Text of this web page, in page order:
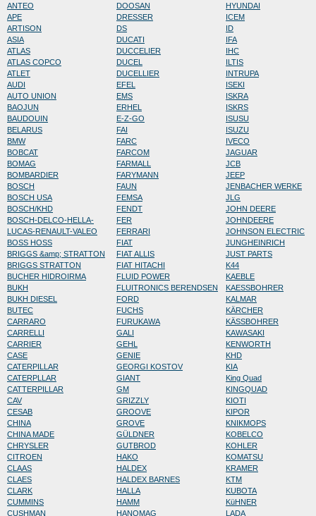
ANTEO
APE
ARTISON
ASIA
ATLAS
ATLAS COPCO
ATLET
AUDI
AUTO UNION
BAOJUN
BAUDOUIN
BELARUS
BMW
BOBCAT
BOMAG
BOMBARDIER
BOSCH
BOSCH USA
BOSCH/KHD
BOSCH-DELCO-HELLA-
LUCAS-RENAULT-VALEO
BOSS HOSS
BRIGGS &amp; STRATTON
BRIGGS STRATTON
BUCHER HIDROIRMA
BUKH
BUKH DIESEL
BUTEC
CARRARO
CARRELLI
CARRIER
CASE
CATERPILLAR
CATERPLLAR
CATTERPILLAR
CAV
CESAB
CHINA
CHINA MADE
CHRYSLER
CITROEN
CLAAS
CLAES
CLARK
CUMMINS
CUSHMAN
DOOSAN
DRESSER
DS
DUCATI
DUCCELIER
DUCEL
DUCELLIER
EFEL
EMS
ERHEL
E-Z-GO
FAI
FARC
FARCOM
FARMALL
FARYMANN
FAUN
FEMSA
FENDT
FER
FERRARI
FIAT
FIAT ALLIS
FIAT HITACHI
FLUID POWER
FLUITRONICS BERENDSEN
FORD
FUCHS
FURUKAWA
GALI
GEHL
GENIE
GEORGI KOSTOV
GIANT
GM
GRIZZLY
GROOVE
GROVE
GÜLDNER
GUTBROD
HAKO
HALDEX
HALDEX BARNES
HALLA
HAMM
HANOMAG
HYUNDAI
ICEM
ID
IFA
IHC
ILTIS
INTRUPA
ISEKI
ISKRA
ISKRS
ISUSU
ISUZU
IVECO
JAGUAR
JCB
JEEP
JENBACHER WERKE
JLG
JOHN DEERE
JOHNDEERE
JOHNSON ELECTRIC
JUNGHEINRICH
JUST PARTS
K44
KAEBLE
KAESSBOHRER
KALMAR
KÄRCHER
KÄSSBOHRER
KAWASAKI
KENWORTH
KHD
KIA
King Quad
KINGQUAD
KIOTI
KIPOR
KNIKMOPS
KOBELCO
KOHLER
KOMATSU
KRAMER
KTM
KUBOTA
KüHNER
LADA